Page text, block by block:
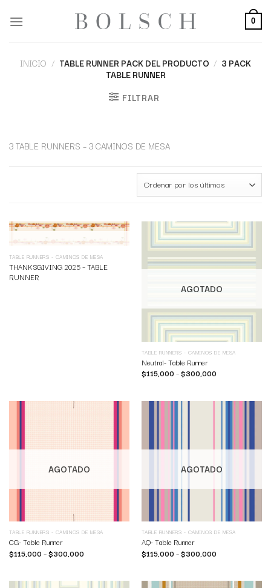
0
INICIO / TABLE RUNNER PACK DEL PRODUCTO / 3 PACK
TABLE RUNNER
FILTRAR
3 TABLE RUNNERS – 3 CAMINOS DE MESA
TABLE RUNNERS - CAMINOS DE MESA
THANKSGIVING 2025 – TABLE
RUNNER
AGOTADO
TABLE RUNNERS - CAMINOS DE MESA
Neutral- Table Runner
$115,000 –$300,000
AGOTADO
TABLE RUNNERS - CAMINOS DE MESA
CG- Table Runner
$115,000 –$300,000
AGOTADO
TABLE RUNNERS - CAMINOS DE MESA
AQ- Table Runner
$115,000 –$300,000